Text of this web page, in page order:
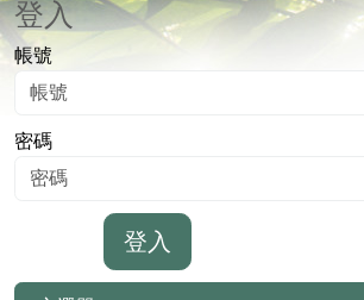
登入
帳號
密碼
登入